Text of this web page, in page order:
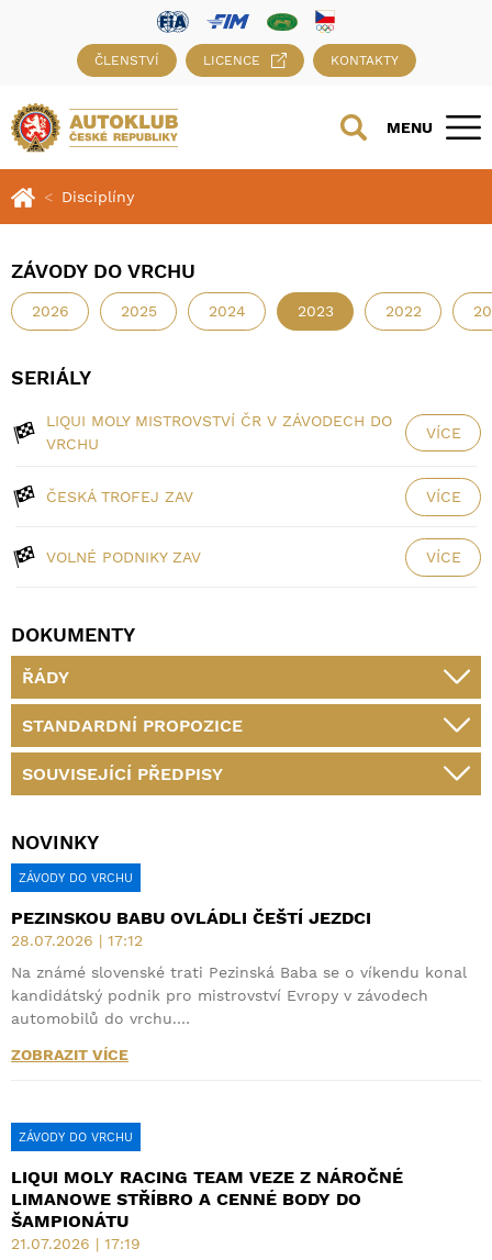
ČLENSTVÍ LICENCE KONTAKTY
MENU
Disciplíny
ZÁVODY DO VRCHU
2026 2025 2024 2023 2022
SERIÁLY
LIQUI MOLY MISTROVSTVÍ ČR V ZÁVODECH DO
VRCHU
VÍCE
ČESKÁ TROFEJ ZAV VÍCE
VOLNÉ PODNIKY ZAV VÍCE
DOKUMENTY
ŘÁDY
STANDARDNÍ PROPOZICE
SOUVISEJÍCÍ PŘEDPISY
NOVINKY
ZÁVODY DO VRCHU
PEZINSKOU BABU OVLÁDLI ČEŠTÍ JEZDCI
28.07.2026 | 17:12
Na známé slovenské trati Pezinská Baba se o víkendu konal
kandidátský podnik pro mistrovství Evropy v závodech
automobilů do vrchu.…
ZOBRAZIT VÍCE
ZÁVODY DO VRCHU
LIQUI MOLY RACING TEAM VEZE Z NÁROČNÉ
LIMANOWE STŘÍBRO A CENNÉ BODY DO
ŠAMPIONÁTU
21.07.2026 | 17:19